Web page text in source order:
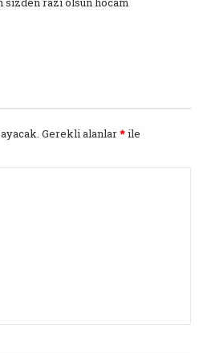
Gerekli alanlar*ile